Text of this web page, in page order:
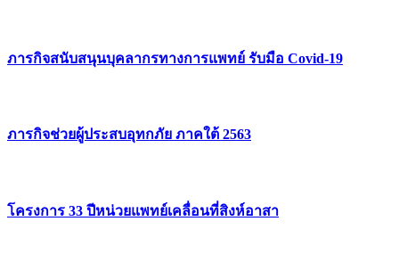
ภารกิจสนับสนุนบุคลากรทางการแพทย์ รับมือ Covid-19
ภารกิจช่วยผู้ประสบอุทกภัย ภาคใต้ 2563
โครงการ 33 ปีหน่วยแพทย์เคลื่อนที่สิงห์อาสา